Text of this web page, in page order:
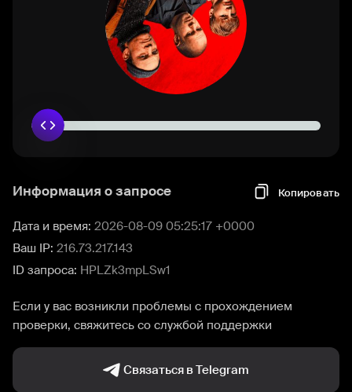
Информация о запросе Копировать
Дата и время: 2026-08-09 05:25:17 +0000
Ваш IP: 216.73.217.143
ID запроса: HPLZk3mpLSw1
Если у вас возникли проблемы с прохождением
проверки, свяжитесь со службой поддержки
Связаться в Telegram